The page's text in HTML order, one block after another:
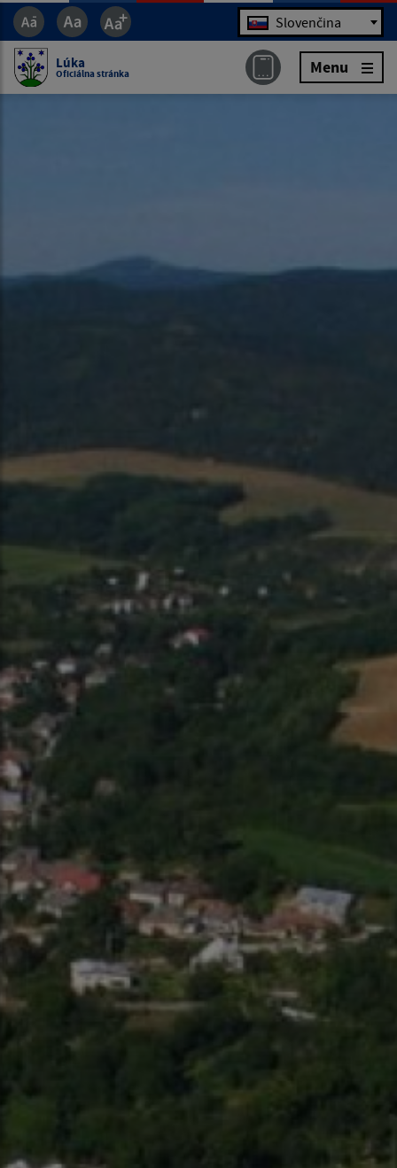
Jazyk Slovenčina
Lúka
Oficiálna stránka Menu